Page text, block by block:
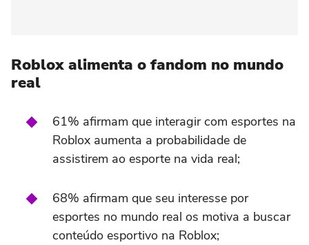
Roblox alimenta o fandom no mundo
real
61% afirmam que interagir com esportes na
Roblox aumenta a probabilidade de
assistirem ao esporte na vida real;
68% afirmam que seu interesse por
esportes no mundo real os motiva a buscar
conteúdo esportivo na Roblox;